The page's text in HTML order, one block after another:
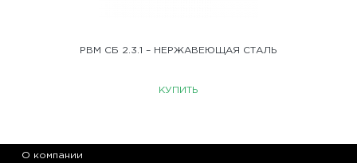
РВМ СБ 2.3.1 – НЕРЖАВЕЮЩАЯ СТАЛЬ
КУПИТЬ
О компании